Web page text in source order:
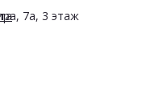
7а, 3 этаж